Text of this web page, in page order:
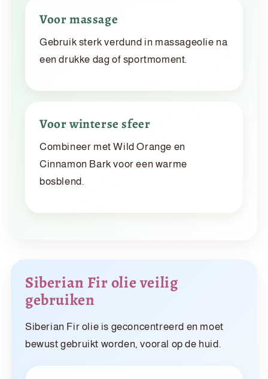
Voor massage
Gebruik sterk verdund in massageolie na
een drukke dag of sportmoment.
Voor winterse sfeer
Combineer met Wild Orange en
Cinnamon Bark voor een warme
bosblend.
Siberian Fir olie veilig
gebruiken
Siberian Fir olie is geconcentreerd en moet
bewust gebruikt worden, vooral op de huid.